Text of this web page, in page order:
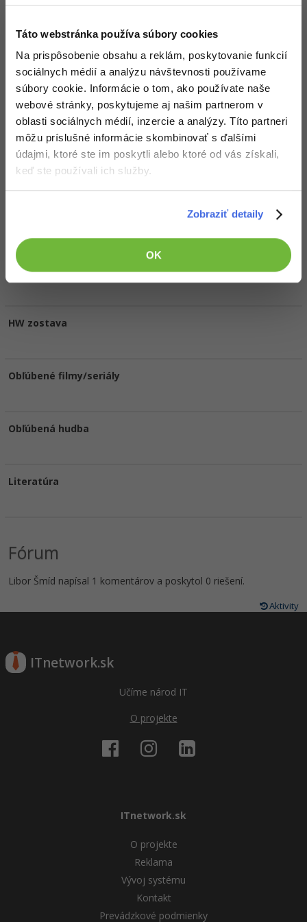
Táto webstránka používa súbory cookies
Na prispôsobenie obsahu a reklám, poskytovanie funkcií
sociálnych médií a analýzu návštevnosti používame
súbory cookie. Informácie o tom, ako používate naše
webové stránky, poskytujeme aj našim partnerom v
oblasti sociálnych médií, inzercie a analýzy. Títo partneri
môžu príslušné informácie skombinovať s ďalšími
údajmi, ktoré ste im poskytli alebo ktoré od vás získali,
keď ste používali ich služby.
Zobraziť detaily
OK
Tvorba šablóny v Adobe
V prvej lekcii si ukážeme
prispôsobenie pracovnej
plochy, pár klávesových
skratiek a hrubý návrh
Zobraziť všetko (9)
Ocenenie
Doplňujúce informácie
Obľúbené IDE, Editor
HW zostava
Obľúbené filmy/seriály
Obľúbená hudba
Literatúra
Fórum
Libor Šmíd napísal 1 komentárov a poskytol 0 riešení.
Aktivity
ITnetwork.sk
Učíme národ IT
O projekte
ITnetwork.sk
O projekte
Reklama
Vývoj systému
Kontakt
Prevádzkové podmienky